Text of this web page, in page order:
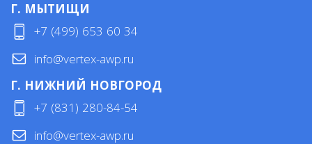
Г. МЫТИЩИ
+7 (499) 653 60 34
info@vertex-awp.ru
Г. НИЖНИЙ НОВГОРОД
+7 (831) 280-84-54
info@vertex-awp.ru